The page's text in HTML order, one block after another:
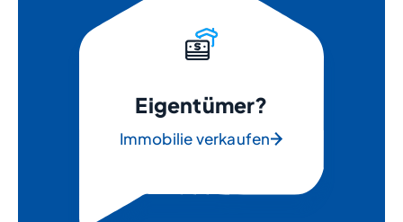
Eigentümer?
Immobilie verkaufen